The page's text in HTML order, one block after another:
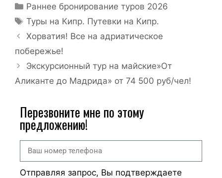
Раннее бронирование туров 2026
Туры на Кипр. Путевки на Кипр.
Хорватия! Все на адриатическое
побережье!
Экскурсионный тур на майские»От
Аликанте до Мадрида» от 74 500 руб/чел!
Перезвоните мне по этому
предложению!
Отправляя запрос, Вы подтверждаете